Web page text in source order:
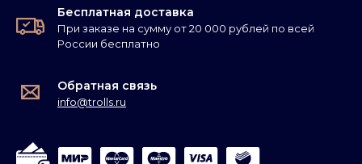
Бесплатная доставка
При заказе на сумму от 20 000 рублей по всей
России бесплатно
Обратная связь
info@trolls.ru